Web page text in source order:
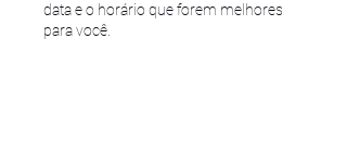
data e o horário que forem melhores
para você.